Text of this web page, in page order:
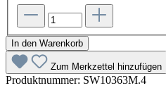
In den Warenkorb
Zum Merkzettel hinzufügen
Produktnummer: SW10363M.4